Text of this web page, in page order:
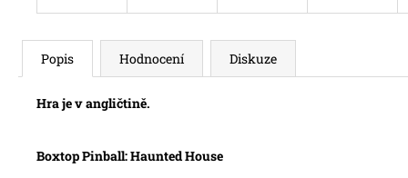
Popis Hodnocení Diskuze
Hra je v angličtině.
Boxtop Pinball: Haunted House